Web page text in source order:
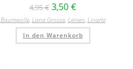
4,95€ 3,50 €
Baumwolle, Lana Grossa, Leinen, Linarte
In den Warenkorb